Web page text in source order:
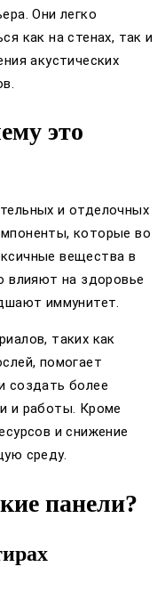
Они легко
как на стенах, так и
акустических
это
и отделочных
которые во
вещества в
влияют на здоровье
иммунитет.
таких как
помогает
создать более
и работы. Кроме
и снижение
среду.
панели?